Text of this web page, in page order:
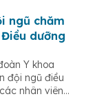
ngũ chăm
dưỡng
Y khoa
đội ngũ điều
nhân viên